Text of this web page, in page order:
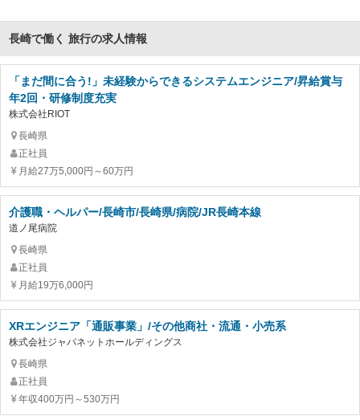
長崎で働く 旅行の求人情報
「まだ間に合う!」未経験からできるシステムエンジニア/昇給賞与
年2回・研修制度充実
株式会社RIOT
長崎県
正社員
月給27万5,000円～60万円
介護職・ヘルパー/長崎市/長崎県/病院/JR長崎本線
道ノ尾病院
長崎県
正社員
月給19万6,000円
XRエンジニア「通販事業」/その他商社・流通・小売系
株式会社ジャパネットホールディングス
長崎県
正社員
年収400万円～530万円